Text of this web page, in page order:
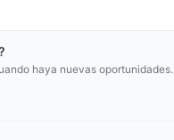
haya nuevas oportunidades.